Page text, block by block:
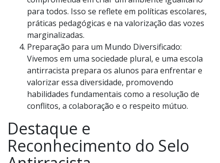
para todos. Isso se reflete em políticas escolares,
práticas pedagógicas e na valorização das vozes
marginalizadas.
Preparação para um Mundo Diversificado:
Vivemos em uma sociedade plural, e uma escola
antirracista prepara os alunos para enfrentar e
valorizar essa diversidade, promovendo
habilidades fundamentais como a resolução de
conflitos, a colaboração e o respeito mútuo.
Destaque e
Reconhecimento do Selo